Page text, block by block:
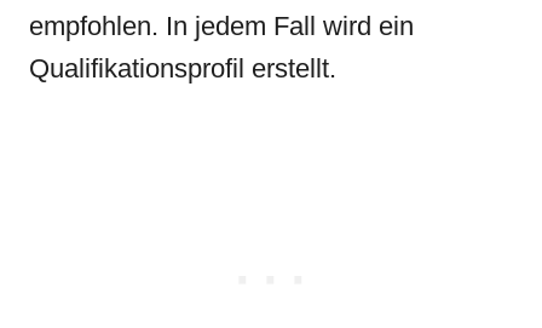
empfohlen. In jedem Fall wird ein
Qualifikationsprofil erstellt.